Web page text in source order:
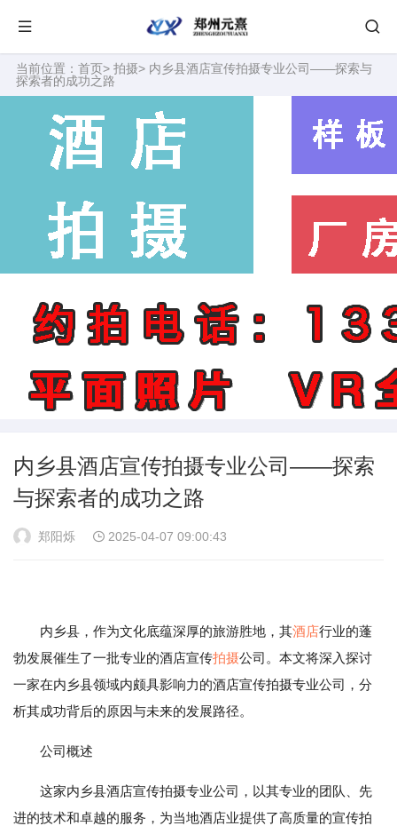
当前位置： 首页> 拍摄> 内乡县酒店宣传拍摄专业公司——探索与
探索者的成功之路
内乡县酒店宣传拍摄专业公司——探索
与探索者的成功之路
郑阳烁 2025-04-07 09:00:43
内乡县，作为文化底蕴深厚的旅游胜地，其酒店行业的蓬
勃发展催生了一批专业的酒店宣传拍摄公司。本文将深入探讨
一家在内乡县领域内颇具影响力的酒店宣传拍摄专业公司，分
析其成功背后的原因与未来的发展路径。
公司概述
这家内乡县酒店宣传拍摄专业公司，以其专业的团队、先
进的技术和卓越的服务，为当地酒店业提供了高质量的宣传拍